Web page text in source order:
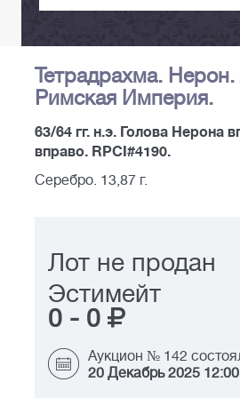
Тетрадрахма. Нерон.
Римская Империя.
63/64 гг. н.э. Голова Нерона
вправо. RPCI#4190.
Серебро. 13,87 г.
Лот не продан
Эстимейт
0 - 0
Аукцион № 142
20 Декабрь 2025 12:00